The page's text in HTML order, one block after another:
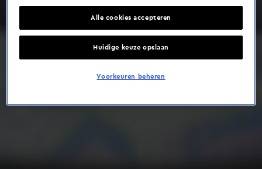
Alle cookies accepteren
Huidige keuze opslaan
Voorkeuren beheren